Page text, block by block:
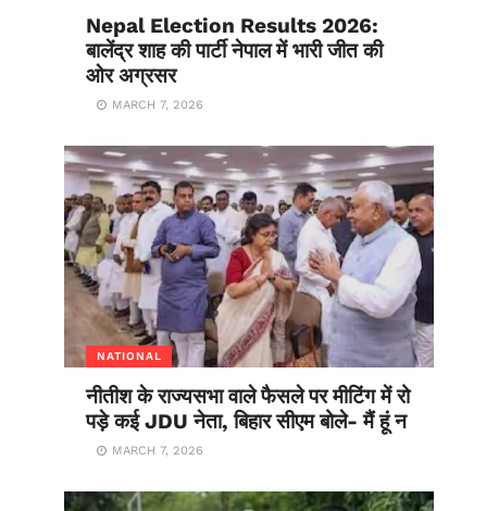
Nepal Election Results 2026:
बालेंद्र शाह की पार्टी नेपाल में भारी जीत की
ओर अग्रसर
MARCH 7, 2026
NATIONAL
नीतीश के राज्यसभा वाले फैसले पर मीटिंग में रो
पड़े कई JDU नेता, बिहार सीएम बोले- मैं हूं न
MARCH 7, 2026